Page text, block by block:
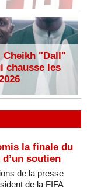
Cheikh "Dall"
chausse les
la finale du
soutien
de la presse
de la FIFA